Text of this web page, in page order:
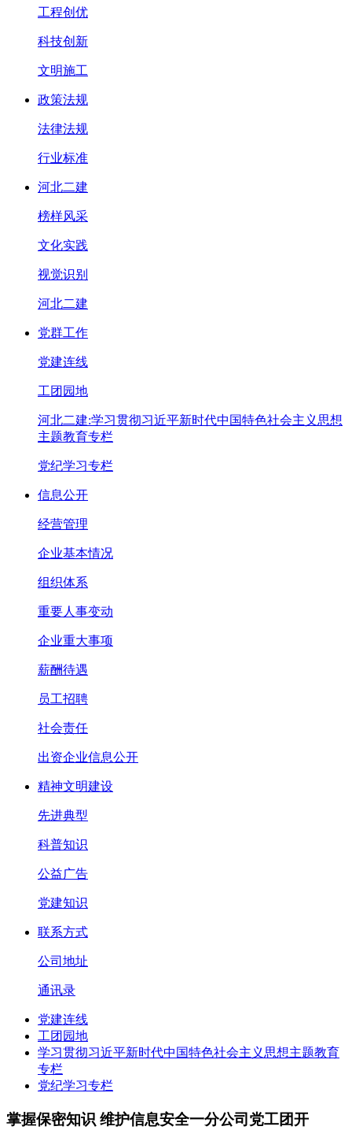
工程创优
科技创新
文明施工
政策法规
法律法规
行业标准
河北二建
榜样风采
文化实践
视觉识别
河北二建
党群工作
党建连线
工团园地
河北二建:学习贯彻习近平新时代中国特色社会主义思想
主题教育专栏
党纪学习专栏
信息公开
经营管理
企业基本情况
组织体系
重要人事变动
企业重大事项
薪酬待遇
员工招聘
社会责任
出资企业信息公开
精神文明建设
先进典型
科普知识
公益广告
党建知识
联系方式
公司地址
通讯录
党建连线
工团园地
学习贯彻习近平新时代中国特色社会主义思想主题教育
专栏
党纪学习专栏
掌握保密知识 维护信息安全一分公司党工团开